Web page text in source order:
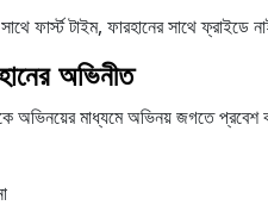
ফার্স্ট টাইম, ফারহানের সাথে ফ্রাইডে
অভিনীত
অভিনয়ের মাধ্যমে অভিনয় জগতে প্রবেশ